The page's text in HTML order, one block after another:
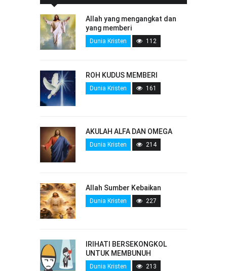
Allah yang mengangkat dan
yang memberi
Dunia Kristen 112
ROH KUDUS MEMBERI
Dunia Kristen 161
AKULAH ALFA DAN OMEGA
Dunia Kristen 214
Allah Sumber Kebaikan
Dunia Kristen 227
IRIHATI BERSEKONGKOL
UNTUK MEMBUNUH
Dunia Kristen 213